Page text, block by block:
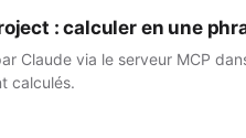
: calculer en une
Claude via le serveur MCP
calculés.